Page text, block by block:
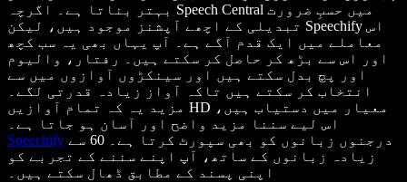
بہتر بناتا ہے۔ اگرچہ Speech Central میں حسبِ ضرورت
تبدیلی کے اچھے آپشنز موجود ہیں، لیکن Speechify اس
معاملے میں ایک قدم آگے ہے۔ آپ یہاں بھی یہ سب کچھ
اور اس سے بڑھ کر حاصل کر سکتے ہیں۔ رفتار، والیوم
اور پچ بدل سکتے ہیں اور سینکڑوں آوازوں میں سے
انتخاب کر سکتے ہیں تاکہ آواز زیادہ قدرتی لگے۔
مزید یہ کہ تمام آوازیں HD معیار میں دستیاب ہیں،
اس لیے سننا مزید واضح اور آسان ہو جاتا ہے۔
Speechify
زیادہ زبانوں کے ساتھ، آپ اپنے سننے کے تجربے کو
اپنی پسند کے مطابق ڈھال سکتے ہیں۔